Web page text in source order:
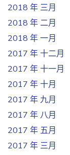
2018 年 三月
2018 年 二月
2018 年 一月
2017 年 十二月
2017 年 十一月
2017 年 十月
2017 年 九月
2017 年 八月
2017 年 五月
2017 年 三月